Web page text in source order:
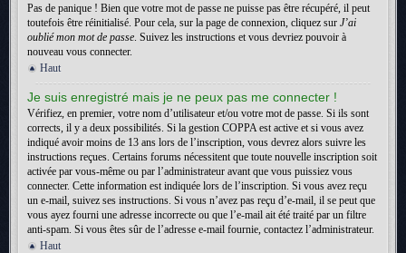
Pas de panique ! Bien que votre mot de passe ne puisse pas être récupéré, il peut
toutefois être réinitialisé. Pour cela, sur la page de connexion, cliquez sur J’ai
oublié mon mot de passe. Suivez les instructions et vous devriez pouvoir à
nouveau vous connecter.
Haut
Je suis enregistré mais je ne peux pas me connecter !
Vérifiez, en premier, votre nom d’utilisateur et/ou votre mot de passe. Si ils sont
corrects, il y a deux possibilités. Si la gestion COPPA est active et si vous avez
indiqué avoir moins de 13 ans lors de l’inscription, vous devrez alors suivre les
instructions reçues. Certains forums nécessitent que toute nouvelle inscription soit
activée par vous-même ou par l’administrateur avant que vous puissiez vous
connecter. Cette information est indiquée lors de l’inscription. Si vous avez reçu
un e-mail, suivez ses instructions. Si vous n’avez pas reçu d’e-mail, il se peut que
vous ayez fourni une adresse incorrecte ou que l’e-mail ait été traité par un filtre
anti-spam. Si vous êtes sûr de l’adresse e-mail fournie, contactez l’administrateur.
Haut